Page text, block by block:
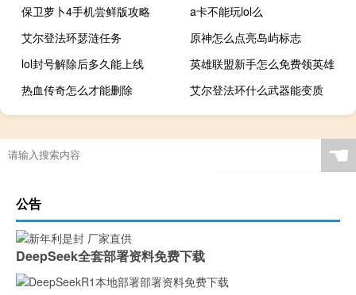
保卫萝卜4手机尝鲜版攻略
a卡不能玩lol么
艾尔登法环瑟涟任务
原神怎么点亮岛屿标志
lol封号解除后多久能上线
英雄联盟新手怎么免费领英雄
热血传奇怎么才能删除
艾尔登法环什么武器能变质
☚
公告
DeepSeek全套部署资料免费下载